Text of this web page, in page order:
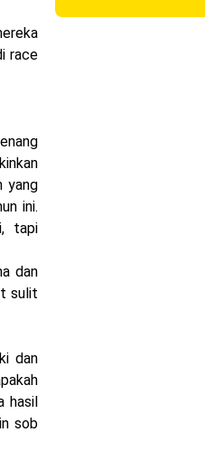
race
yang
ini.
tapi
dan
sulit
dan
hasil
sob